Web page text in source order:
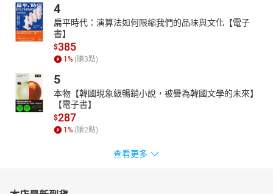
4
扁平時代：演算法如何限縮我們的品味與文化【電子
書】
$385
1% (賺3點)
5
本物【韓國現象級暢銷小說，被譽為韓國文學的未來】
【電子書】
$287
1% (賺2點)
查看更多